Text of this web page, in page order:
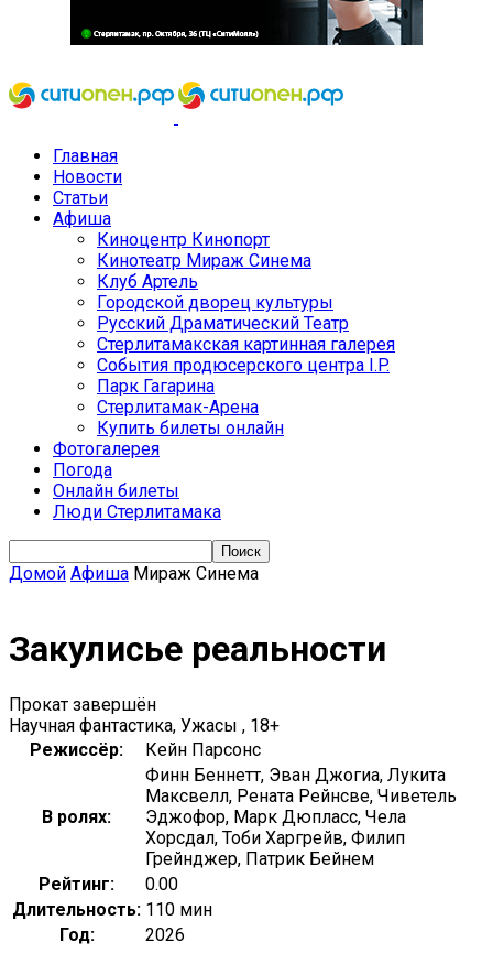
Главная
Новости
Статьи
Афиша
Киноцентр Кинопорт
Кинотеатр Мираж Синема
Клуб Артель
Городской дворец культуры
Русский Драматический Театр
Стерлитамакская картинная галерея
События продюсерского центра I.P.
Парк Гагарина
Стерлитамак-Арена
Купить билеты онлайн
Фотогалерея
Погода
Онлайн билеты
Люди Стерлитамака
Домой Афиша Мираж Синема
Закулисье реальности
Прокат завершён
Научная фантастика, Ужасы , 18+
Режиссёр:
Кейн Парсонс
В ролях:
Финн Беннетт, Эван Джогиа, Лукита
Максвелл, Рената Рейнсве, Чиветель
Эджофор, Марк Дюпласс, Чела
Хорсдал, Тоби Харгрейв, Филип
Грейнджер, Патрик Бейнем
Рейтинг:
0.00
Длительность: 110 мин
Год:
2026